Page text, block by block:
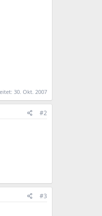
30. Okt. 2007
#2
#3